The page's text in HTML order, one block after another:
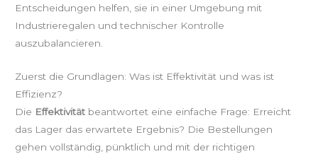
Entscheidungen helfen, sie in einer Umgebung mit
Industrieregalen und technischer Kontrolle
auszubalancieren.
Zuerst die Grundlagen: Was ist Effektivität und was ist
Effizienz?
Die Effektivität beantwortet eine einfache Frage: Erreicht
das Lager das erwartete Ergebnis? Die Bestellungen
gehen vollständig, pünktlich und mit der richtigen